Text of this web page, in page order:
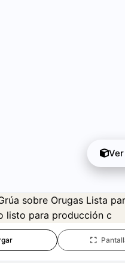
descargar gratis. La calidad
La calidad completa requiere